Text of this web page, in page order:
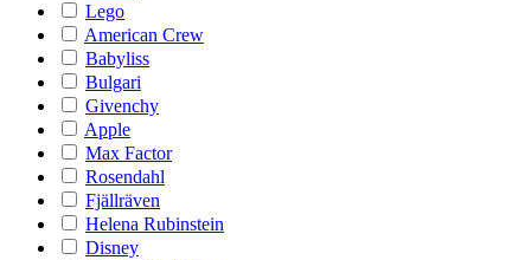
Lego
American Crew
Babyliss
Bulgari
Givenchy
Apple
Max Factor
Rosendahl
Fjällräven
Helena Rubinstein
Disney